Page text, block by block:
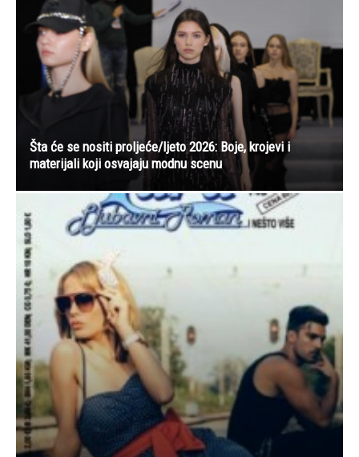
Šta će se nositi proljeće/ljeto 2026: Boje, krojevi i
materijali koji osvajaju modnu scenu